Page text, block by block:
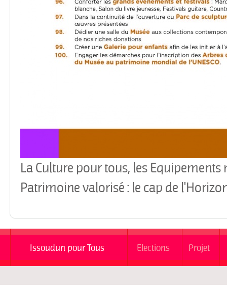
La Culture pour tous, les Equipements
Patrimoine valorisé : le cap de
Issoudun pour Tous Elections Projet